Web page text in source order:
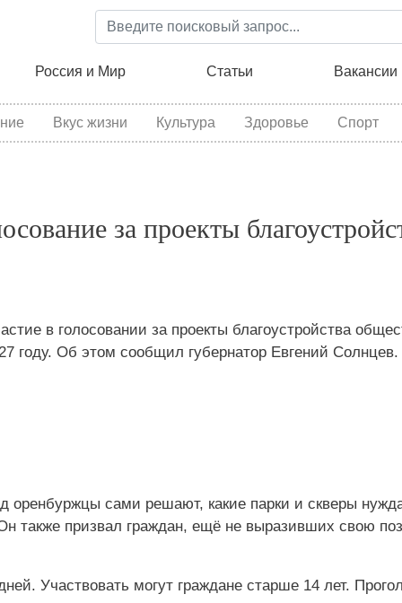
Перейти
к
содержанию
Россия и Мир Статьи Вакансии
Вкус жизни Культура Здоровье Спорт
за проекты
в голосовании за проекты благоустройства
году. Об этом сообщил губернатор Евгений Солнцев.
оренбуржцы сами решают, какие парки и скверы
также призвал граждан, ещё не выразивших свою
Участвовать могут граждане старше 14 лет.